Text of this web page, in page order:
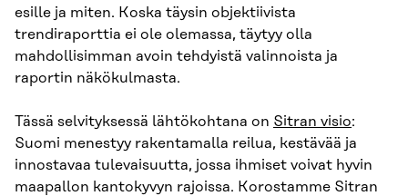
esille ja miten. Koska täysin objektiivista
trendiraporttia ei ole olemassa, täytyy olla
mahdollisimman avoin tehdyistä valinnoista ja
raportin näkökulmasta.
Tässä selvityksessä lähtökohtana on Sitran visio:
Suomi menestyy rakentamalla reilua, kestävää ja
innostavaa tulevaisuutta, jossa ihmiset voivat hyvin
maapallon kantokyvyn rajoissa. Korostamme Sitran